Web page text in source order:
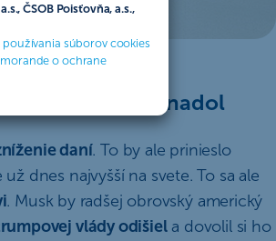
ČSOB Poisťovňa, a.s.,
používania súborov cookies
o ochrane
poslali akcie nadol
daní. To by ale prinieslo
dnes najvyšší na svete. To sa ale
. Musk by radšej obrovský americký
vlády odišiela dovolil si ho